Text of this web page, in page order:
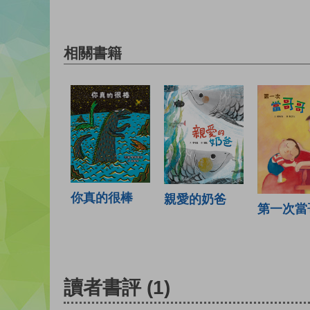
相關書籍
你真的很棒 親愛的奶爸
第一次當
讀者書評 (1)